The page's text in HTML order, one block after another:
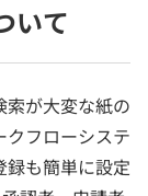
いて
索が大変な紙の
フローシステ
も簡単に設定